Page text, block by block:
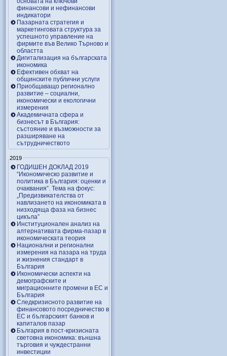
финансови и нефинансови
индикатори
Пазарната стратегия и
маркетинговата структура за
успешното управление на
фирмите във Велико Търново и
областта
Дигитализация на българската
икономика
Ефективен обхват на
общинските публични услуги
Приобщаващо регионално
развитие – социални,
икономически и екологични
измерения
Академичната сфера и
бизнесът в България:
състояние и възможности за
разширяване на
сътрудничеството
2019
ГОДИШЕН ДОКЛАД 2019
“Икономическо развитие и
политика в България: оценки и
очаквания”. Тема на фокус:
„Предизвикателства от
навлизането на икономиката в
низходяща фаза на бизнес
цикъла”
Институционален анализ на
алтернативата фирма-пазар в
икономическата теория
Национални и регионални
измерения на пазара на труда
и жизнения стандарт в
България
Икономически аспекти на
демографските и
миграционните промени в ЕС и
България
Следкризисното развитие на
финансовото посредничество в
ЕС и българският банков и
капиталов пазар
България в пост-кризисната
световна икономика: външна
търговия и чуждестранни
инвестиции